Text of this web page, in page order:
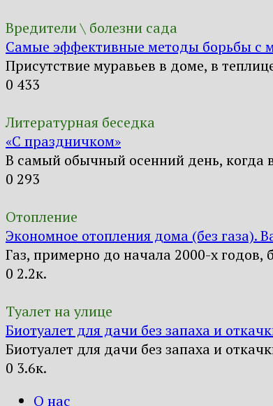
Вредители \ болезни сада
Самые эффективные методы борьбы с
Присутствие муравьев в доме, в
0 433
Литературная беседка
«С праздничком»
В самый обычный осенний день, когда
0 293
Отопление
Экономное отопления дома (без газа).
Газ, примерно до начала 2000-х
0 2.2к.
Туалет на улице
Биотуалет для дачи без запаха и
Биотуалет для дачи без запаха и
0 3.6к.
О нас